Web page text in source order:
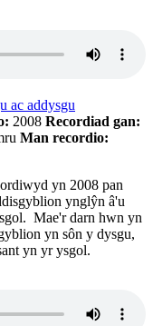
ac addysgu
2008 Recordiad gan:
Man recordio:
yn 2008 pan
ynglŷn â'u
Mae'r darn hwn yn
yn sôn y dysgu,
yn yr ysgol.